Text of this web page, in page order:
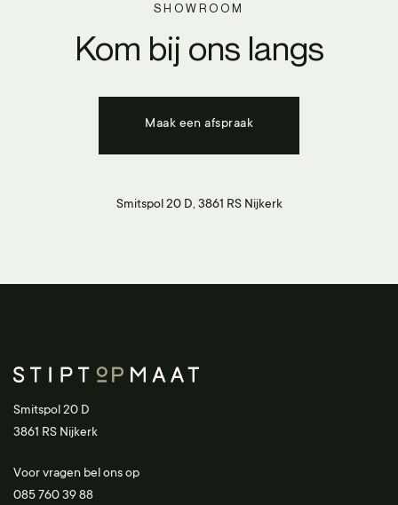
SHOWROOM
Kom bij ons langs
Maak een afspraak
Smitspol 20 D, 3861 RS Nijkerk
Smitspol 20 D
3861 RS Nijkerk
Voor vragen bel ons op
085 760 39 88